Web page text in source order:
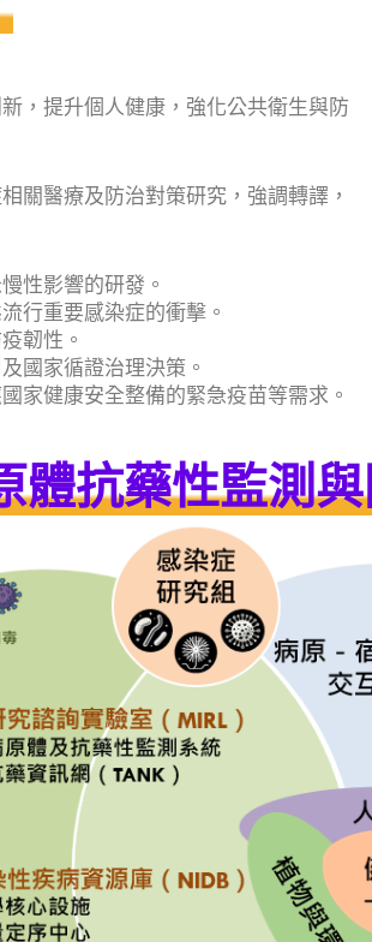
，提升個人健康，強化公共衛生與防
關醫療及防治對策研究，強調轉譯，
性影響的研發。
行重要感染症的衝擊。
韌性。
國家循證治理決策。
家健康安全整備的緊急疫苗等需求。
體抗藥性監測